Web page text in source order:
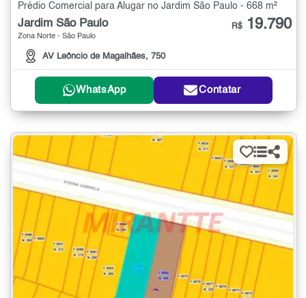
Prédio Comercial para Alugar no Jardim São Paulo - 668 m²
Jardim São Paulo
Zona Norte - São Paulo
AV Leôncio de Magalhães, 750
R$ 19.790
WhatsApp Contatar